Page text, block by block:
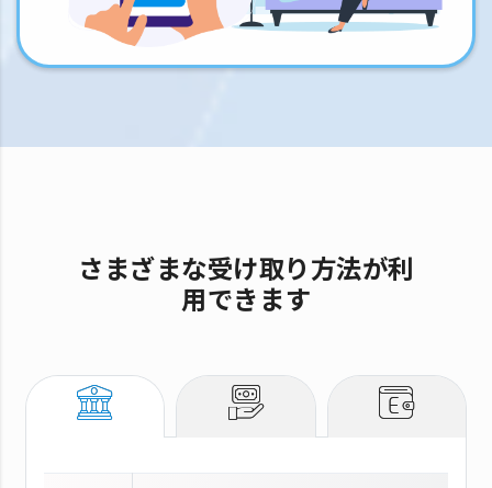
さまざまな受け取り方法が利
用できます